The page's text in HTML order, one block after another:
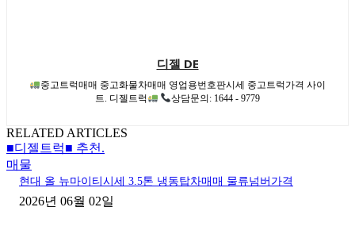
디젤 DE
중고트럭매매 중고화물차매매 영업용번호판시세 중고트럭가격 사이
트. 디젤트럭
상담문의: 1644 - 9779
RELATED ARTICLES
■디젤트럭■ 추천.
매물
현대 올 뉴마이티시세 3.5톤 냉동탑차매매 물류넘버가격
2026년 06월 02일